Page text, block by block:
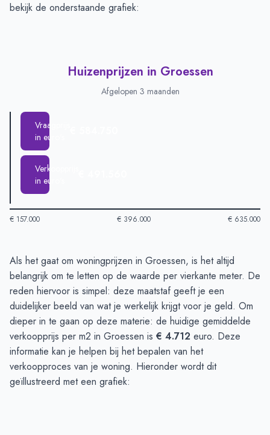
bekijk de onderstaande grafiek:
Huizenprijzen in Groessen
Afgelopen 3 maanden
Vraagprijs
in euro's
Verkoopprijs
in euro's
€ 157.000 € 396.000 € 635.000
Huizenprijzen in Groessen-Afgelopen 3 maanden
Type
Bedrag
Vraagprijs in euro's
€ 584.750
Verkoopprijs in euro's
€ 491.560
Als het gaat om woningprijzen in Groessen, is het altijd
belangrijk om te letten op de waarde per vierkante meter. De
reden hiervoor is simpel: deze maatstaf geeft je een
duidelijker beeld van wat je werkelijk krijgt voor je geld. Om
dieper in te gaan op deze materie: de huidige gemiddelde
verkoopprijs per m2 in Groessen is € 4.712 euro. Deze
informatie kan je helpen bij het bepalen van het
verkoopproces van je woning. Hieronder wordt dit
geïllustreerd met een grafiek: